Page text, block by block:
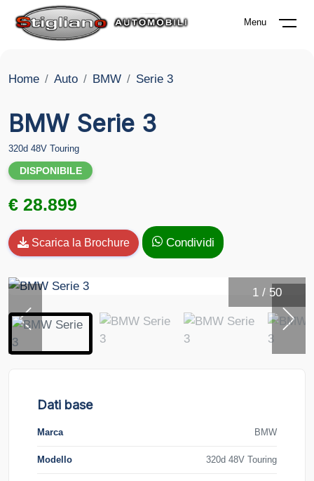
Menu
Home Auto BMW Serie 3
BMW Serie 3
320d 48V Touring
DISPONIBILE
€ 28.899
Scarica la Brochure Condividi
1 / 50
Dati base
Marca BMW
Modello 320d 48V Touring